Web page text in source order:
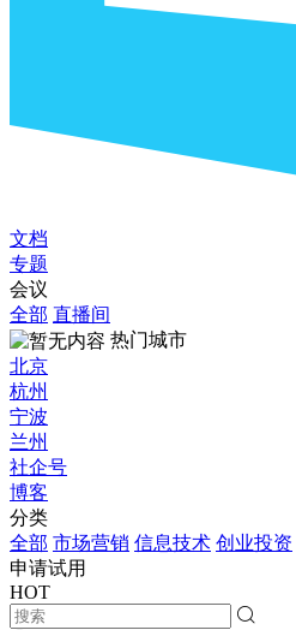
文档
专题
会议
全部 直播间
热门城市
北京
杭州
宁波
兰州
社企号
博客
分类
全部 市场营销 信息技术 创业投资
申请试用
HOT